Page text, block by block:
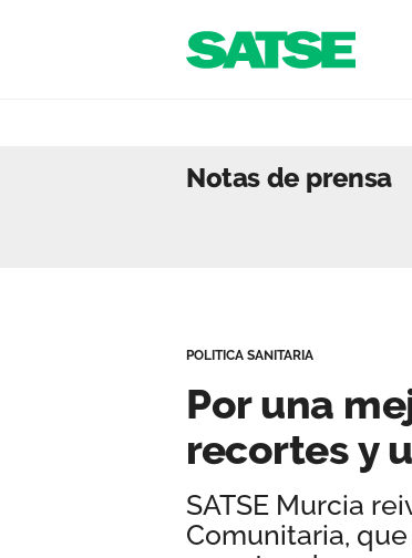
Navegación
Qué ofrecemos
Por unaNotas de prensa
POLITICA SANITARIA
Por una
recortes y
SATSE Murcia
Comunitaria,